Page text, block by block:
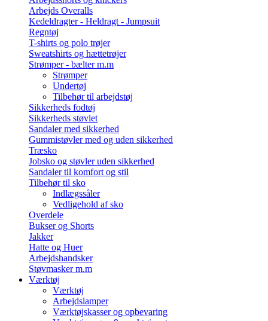
Arbejds Overalls
Kedeldragter - Heldragt - Jumpsuit
Regntøj
T-shirts og polo trøjer
Sweatshirts og hættetrøjer
Strømper - bælter m.m
Strømper
Undertøj
Tilbehør til arbejdstøj
Sikkerheds fodtøj
Sikkerheds støvlet
Sandaler med sikkerhed
Gummistøvler med og uden sikkerhed
Træsko
Jobsko og støvler uden sikkerhed
Sandaler til komfort og stil
Tilbehør til sko
Indlægssåler
Vedligehold af sko
Overdele
Bukser og Shorts
Jakker
Hatte og Huer
Arbejdshandsker
Støvmasker m.m
Værktøj
Værktøj
Arbejdslamper
Værktøjskasser og opbevaring